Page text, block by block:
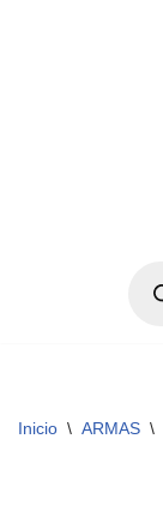
Inicio \ ARMAS \